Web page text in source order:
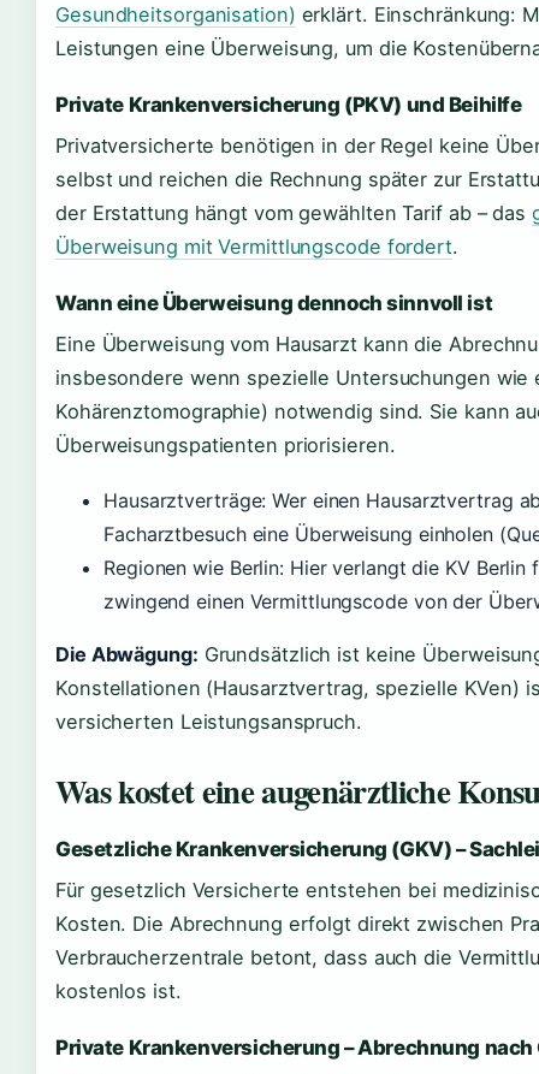
Gesundheitsorganisation) erklärt. Einschränkung:
Leistungen eine Überweisung, um die
Private Krankenversicherung (PKV) und Beihilfe
Privatversicherte benötigen in der Regel keine
selbst und reichen die Rechnung später zur
der Erstattung hängt vom gewählten Tarif ab – das
Überweisung mit Vermittlungscode fordert.
Wann eine Überweisung dennoch sinnvoll ist
Eine Überweisung vom Hausarzt kann die
insbesondere wenn spezielle Untersuchungen wie
Kohärenztomographie) notwendig sind. Sie kann
Überweisungspatienten priorisieren.
Hausarztverträge: Wer einen Hausarztvertrag
Facharztbesuch eine Überweisung einholen
Regionen wie Berlin: Hier verlangt die KV Berlin
zwingend einen Vermittlungscode von der
Die Abwägung: Grundsätzlich ist keine
Konstellationen (Hausarztvertrag, spezielle KVen)
versicherten Leistungsanspruch.
Was kostet eine augenärztliche
Gesetzliche Krankenversicherung (GKV) –
Für gesetzlich Versicherte entstehen bei
Kosten. Die Abrechnung erfolgt direkt zwischen
Verbraucherzentrale betont, dass auch die
kostenlos ist.
Private Krankenversicherung – Abrechnung nach